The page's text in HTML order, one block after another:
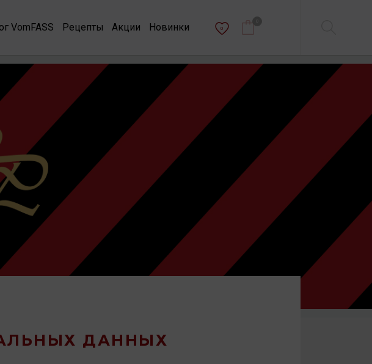
VomFASS Рецепты Акции Новинки 0
ДАННЫХ